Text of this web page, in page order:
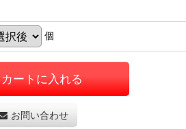
個
カートに入れる
お問い合わせ